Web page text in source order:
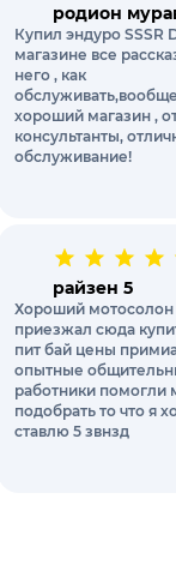
родион
Купил эндуро SSSR
магазине все
него , как
хороший магазин ,
консультанты,
обслуживание!
райзен 5
Хороший мотосолон
приезжал сюда
пит бай цены
опытные
работники помогли
подобрать то что я
ставлю 5 звнзд